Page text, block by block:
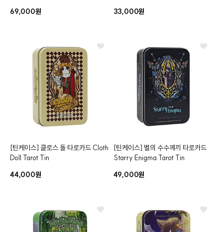
카드
69,000원
33,000원
[틴케이스] 클로스 돌 타로카드 Cloth
Doll Tarot Tin
44,000원
[틴케이스] 별의 수수께끼 타로카드
Starry Enigma Tarot Tin
49,000원